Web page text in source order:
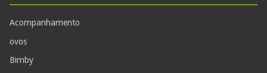
Acompanhamento
ovos
Bimby